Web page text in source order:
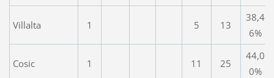
Villalta 1 5 13
38,4
6%
Cosic 1 11 25
44,0
0%